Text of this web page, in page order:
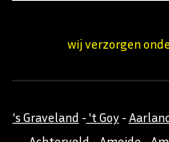
wij verzorgen
's Graveland - 't Goy-